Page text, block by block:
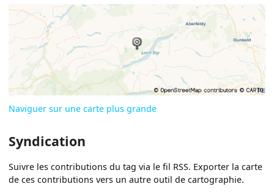
Naviguer sur une carte plus grande
Syndication
Suivre les contributions du tag via le fil RSS. Exporter la carte
de ces contributions vers un autre outil de cartographie.